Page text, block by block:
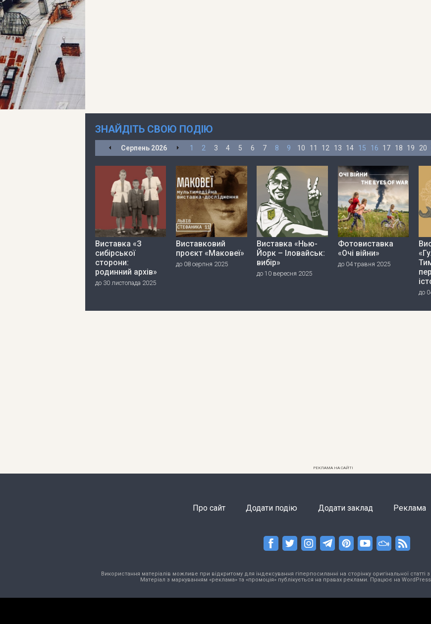
ЗНАЙДІТЬ СВОЮ ПОДІЮ
Серпень 2026 1 2 3 4 5 6 7 8 9 10 11 12 13 14 15 16 17 18 19 20
Виставка «З
сибірської
сторони:
родинний архів»
до 30 листопада 2025
Виставковий
проєкт «Маковеї»
до 08 серпня 2025
Виставка «Нью-
Йорк – Іловайськ:
вибір»
до 10 вересня 2025
Фотовиставка
«Очі війни»
до 04 травня 2025
до
РЕКЛАМА НА САЙТІ
Про сайт Додати подію Додати заклад Реклама
Використання матеріалів можливе при відкритому для індексування гіперпосиланні на сторінку оригінальної статті
Матеріал з маркуванням «реклама» та «промоція» публікується на правах реклами. Працює на WordPress